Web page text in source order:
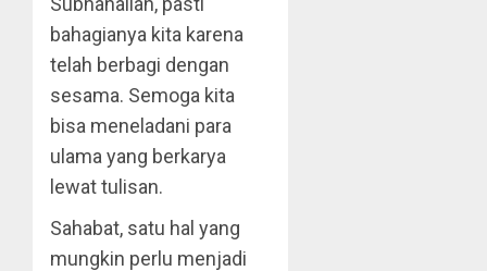
bahagianya kita karena
telah berbagi dengan
sesama. Semoga kita
bisa meneladani para
ulama yang berkarya
lewat tulisan.
Sahabat, satu hal yang
mungkin perlu menjadi